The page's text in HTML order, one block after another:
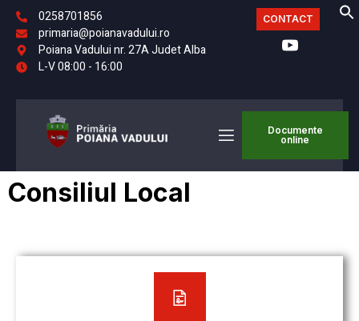
0258701856
primaria@poianavadului.ro
Poiana Vadului nr. 27A Judet Alba
L-V 08:00 - 16:00
CONTACT
Documente
online
Consiliul Local